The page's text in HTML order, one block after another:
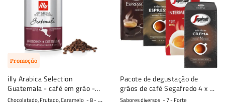
Promoção
illy Arabica Selection
Guatemala - café em grão -
250 gramas
Chocolatado, Frutado, Caramelo 8 - Forte
Pacote de degustação de
grãos de café Segafredo 4 x 1
quilo
Sabores diversos 7 - Forte